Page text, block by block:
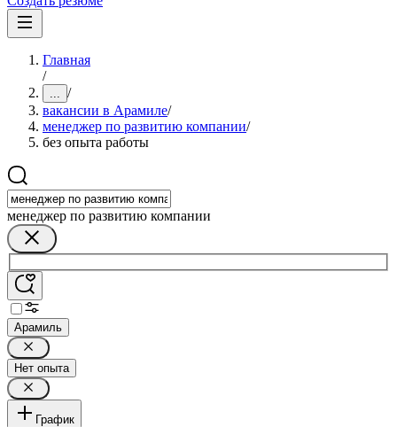
Главная
/
... /
вакансии в Арамиле/
менеджер по развитию компании/
без опыта работы
менеджер по развитию компании
Арамиль
Нет опыта
График